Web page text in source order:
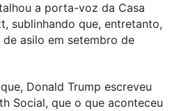
a porta-voz da Casa
sublinhando que, entretanto,
asilo em setembro de
Donald Trump escreveu
Social, que o que aconteceu